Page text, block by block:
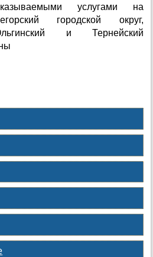
услугами на
городской округ,
и Тернейский